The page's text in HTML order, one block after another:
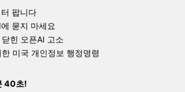
팝니다
묻지 마세요
힌 오픈AI 고소
미국 개인정보 행정명령
40초!